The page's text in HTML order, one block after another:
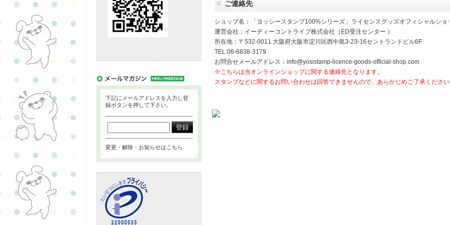
ご連絡先
ショップ名：「ヨッシースタンプ100%シリーズ」ライセンスグッズオフィシャルショ
運営会社：イーディーコントライブ株式会社（ED受注センター ）
所在地：〒532-0011 大阪府大阪市淀川区西中島3-23-16セントランドビル6F
TEL:06-6838-3179
お問合せメールアドレス：info@yosistamp-licence-goods-official-shop.com
※こちらは当オンラインショップに関する連絡先となります。
スタンプなどに関するお問い合わせは回答できませんので、あらかじめご了承くださ
下記にメールアドレスを入力し登
録ボタンを押して下さい。
変更・解除・お知らせはこちら